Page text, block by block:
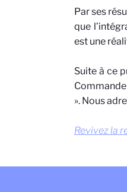
Par ses
que
est une
Suite à ce
». Nous
Revivez la